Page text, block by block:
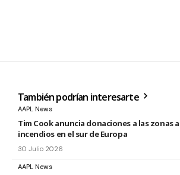
También podrían interesarte
AAPL News
Tim Cook anuncia donaciones a las zonas
incendios en el sur de Europa
30 Julio 2026
AAPL News